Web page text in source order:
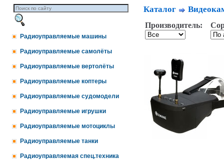
Радиоуправляемые машины
Радиоуправляемые самолёты
Радиоуправляемые вертолёты
Радиоуправляемые коптеры
Радиоуправляемые судомодели
Радиоуправляемые игрушки
Радиоуправляемые мотоциклы
Радиоуправляемые танки
Радиоуправляемая спец.техника
Каталог
Производитель: